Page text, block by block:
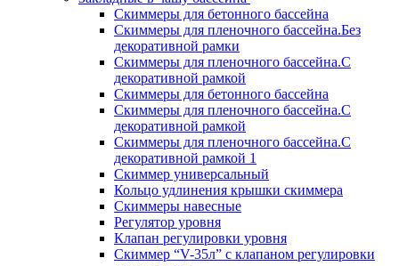
Скиммеры для бетонного бассейна
Скиммеры для пленочного бассейна.Без
декоративной рамки
Скиммеры для пленочного бассейна.С
декоративной рамкой
Скиммеры для бетонного бассейна
Скиммеры для пленочного бассейна.С
декоративной рамкой
Скиммеры для пленочного бассейна.С
декоративной рамкой 1
Скиммер универсальный
Кольцо удлинения крышки скиммера
Скиммеры навесные
Регулятор уровня
Клапан регулировки уровня
Скиммер “V-35л” с клапаном регулировки